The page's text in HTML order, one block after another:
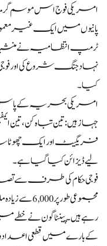
امریکی فوج اس موسم
پانیوں میں ایک غیر
ٹرمپ انتظامیہ نے
نہاد جنگ شروع کی اور
کیا۔
امریکی بحریہ کے
جہاز ہیں: تین تباہ کن،
فریگیٹ اور ایک چھوٹا
لیے ڈیزائن کیا گیا ہے۔
فوجی حکام کی طرف سے
مجموعی
رہے ہیں۔ پینٹاگون نے خطے
کے بارے میں قطعی اعداد